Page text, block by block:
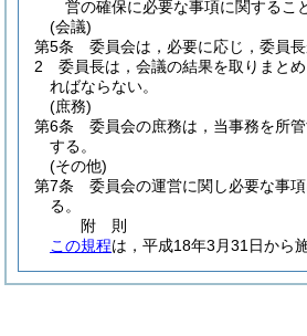
営の確保に必要な事項に関するこ
(会議)
第5条
委員会は，必要に応じ，委員長
2
委員長は，会議の結果を取りまと
ればならない。
(庶務)
第6条
委員会の庶務は，当事務を所
する。
(その他)
第7条
委員会の運営に関し必要な事
る。
附 則
この規程は，平成18年3月31日から